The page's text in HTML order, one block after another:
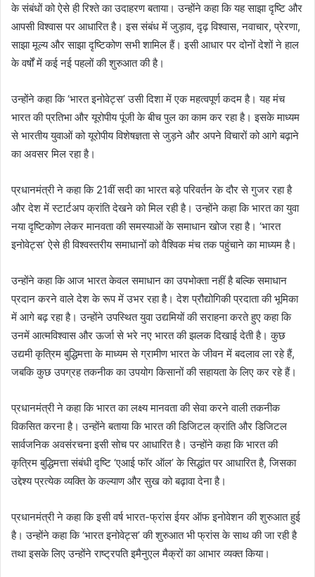
के संबंधों को ऐसे ही रिश्ते का उदाहरण बताया। उन्होंने कहा कि यह साझा दृष्टि और
आपसी विश्वास पर आधारित है। इस संबंध में जुड़ाव, दृढ़ विश्वास, नवाचार, प्रेरणा,
साझा मूल्य और साझा दृष्टिकोण सभी शामिल हैं। इसी आधार पर दोनों देशों ने हाल
के वर्षों में कई नई पहलों की शुरुआत की है।
उन्होंने कहा कि ‘भारत इनोवेट्स’ उसी दिशा में एक महत्वपूर्ण कदम है। यह मंच
भारत की प्रतिभा और यूरोपीय पूंजी के बीच पुल का काम कर रहा है। इसके माध्यम
से भारतीय युवाओं को यूरोपीय विशेषज्ञता से जुड़ने और अपने विचारों को आगे बढ़ाने
का अवसर मिल रहा है।
प्रधानमंत्री ने कहा कि 21वीं सदी का भारत बड़े परिवर्तन के दौर से गुजर रहा है
और देश में स्टार्टअप क्रांति देखने को मिल रही है। उन्होंने कहा कि भारत का युवा
नया दृष्टिकोण लेकर मानवता की समस्याओं के समाधान खोज रहा है। ‘भारत
इनोवेट्स’ ऐसे ही विश्वस्तरीय समाधानों को वैश्विक मंच तक पहुंचाने का माध्यम है।
उन्होंने कहा कि आज भारत केवल समाधान का उपभोक्ता नहीं है बल्कि समाधान
प्रदान करने वाले देश के रूप में उभर रहा है। देश प्रौद्योगिकी प्रदाता की भूमिका
में आगे बढ़ रहा है। उन्होंने उपस्थित युवा उद्यमियों की सराहना करते हुए कहा कि
उनमें आत्मविश्वास और ऊर्जा से भरे नए भारत की झलक दिखाई देती है। कुछ
उद्यमी कृत्रिम बुद्धिमत्ता के माध्यम से ग्रामीण भारत के जीवन में बदलाव ला रहे हैं,
जबकि कुछ उपग्रह तकनीक का उपयोग किसानों की सहायता के लिए कर रहे हैं।
प्रधानमंत्री ने कहा कि भारत का लक्ष्य मानवता की सेवा करने वाली तकनीक
विकसित करना है। उन्होंने बताया कि भारत की डिजिटल क्रांति और डिजिटल
सार्वजनिक अवसंरचना इसी सोच पर आधारित है। उन्होंने कहा कि भारत की
कृत्रिम बुद्धिमत्ता संबंधी दृष्टि ‘एआई फॉर ऑल’ के सिद्धांत पर आधारित है, जिसका
उद्देश्य प्रत्येक व्यक्ति के कल्याण और सुख को बढ़ावा देना है।
प्रधानमंत्री ने कहा कि इसी वर्ष भारत-फ्रांस ईयर ऑफ इनोवेशन की शुरुआत हुई
है। उन्होंने कहा कि ‘भारत इनोवेट्स’ की शुरुआत भी फ्रांस के साथ की जा रही है
तथा इसके लिए उन्होंने राष्ट्रपति इमैनुएल मैक्रों का आभार व्यक्त किया।